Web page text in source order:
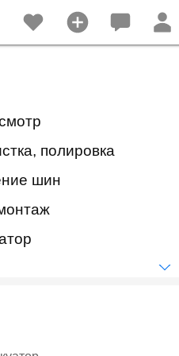
полировка
шин